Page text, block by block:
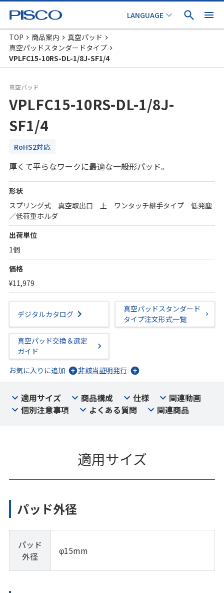
TOP 商品案内
真空パッド
真空パッドスタンダードタイプ
VPLFC15-10RS-DL-1/8J-SF1/4
真空パッド
VPLFC15-10RS-DL-1/8J-
SF1/4
RoHS2対応
厚くて平らなワークに最適な一般形パッド。
形状
スプリング式 真空取出口 上 ワンタッチ継手タイプ 低発塵
／低荷重ホルダ
出荷単位
1個
価格
¥11,979
デジタルカタログ
真空パッドスタンダード
タイプ注文形式一覧
真空パッド交換＆選定
ガイド
お気に入りに追加
非該当証明発行
適用サイズ 商品構成 仕様
関連動画
個別注意事項
よくある質問 関連商品
適用サイズ
パッド外径
パッド
外径
φ15mm